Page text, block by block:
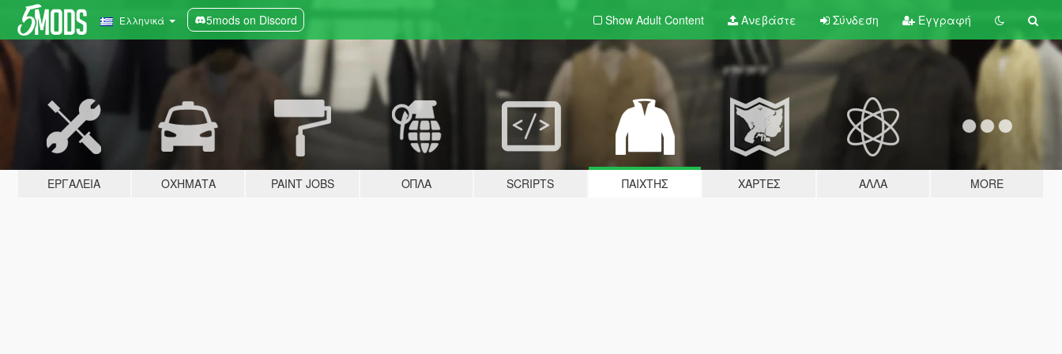
Ελληνικά 5mods on Discord Show Adult Content Ανεβάστε Σύνδεση Εγγραφή
ΕΡΓΑΛΕΊΑ ΟΧΉΜΑΤΑ PAINT JOBS ΌΠΛΑ SCRIPTS ΠΑΊΧΤΗΣ ΧΆΡΤΕΣ ΆΛΛΑ MORE